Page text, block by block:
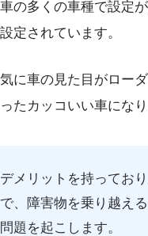
の多くの車種で設定
定されています。
に車の見た目がロー
たカッコいい車になり
メリットを持ってお
、障害物を乗り越え
題を起こします。